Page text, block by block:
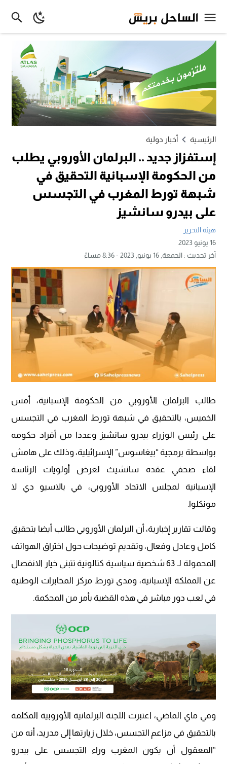
الرئيسية أخبار دولية
إستفزاز جديد .. البرلمان الأوروبي يطلب
من الحكومة الإسبانية التحقيق في
شبهة تورط المغرب في التجسس
على بيدرو سانشيز
هيئة التحرير
16 يونيو 2023
آخر تحديث :الجمعة, 16 يونيو, 2023 - 8:36 مساءً
طالب البرلمان الأوروبي من الحكومة الإسبانية، أمس
الخميس، بالتحقيق في شبهة تورط المغرب في التجسس
على رئيس الوزراء بيدرو سانشيز وعددا من أفراد حكومه
بواسطة برمجية “بيغاسوس” الإسرائيلية، وذلك على هامش
لقاء صحفي عقده سانشيث لعرض أولويات الرئاسة
الإسبانية لمجلس الاتحاد الأوروبي، في بالاسيو دي لا
مونكلوا.
وقالت تقارير إخبارية، أن البرلمان الأوروبي طالب أيضا بتحقيق
كامل وعادل وفعال، وتقديم توضيحات حول اختراق الهواتف
المحمولة لـ 63 شخصية سياسية كتالونية تتبنى خيار الانفصال
عن المملكة الإسبانية، ومدى تورط مركز المخابرات الوطنية
في لعب دور مباشر في هذه القضية بأمر من المحكمة.
وفي ماي الماضي، اعتبرت اللجنة البرلمانية الأوروبية المكلفة
بالتحقيق في مزاعم التجسس، خلال زيارتها إلى مدريد، أنه من
“المعقول أن يكون المغرب وراء التجسس على بيدرو